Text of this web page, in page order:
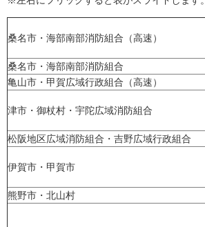
桑名市・海部南部消防組合（高速）
桑名市・海部南部消防組合
亀山市・甲賀広域行政組合（高速）
津市・御杖村・宇陀広域消防組合
松阪地区広域消防組合・吉野広域行政組合
伊賀市・甲賀市
熊野市・北山村